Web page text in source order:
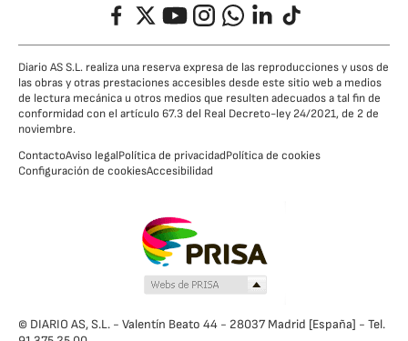
FacebookTwitterYouTubeInstagramWhatsappLinkedIn
TikTok
Diario AS S.L. realiza una reserva expresa de las reproducciones y usos de
las obras y otras prestaciones accesibles desde este sitio web a medios
de lectura mecánica u otros medios que resulten adecuados a tal fin de
conformidad con el artículo 67.3 del Real Decreto-ley 24/2021, de 2 de
noviembre.
ContactoAviso legalPolítica de privacidadPolítica de cookies
Configuración de cookiesAccesibilidad
© DIARIO AS, S.L. - Valentín Beato 44 - 28037 Madrid [España] - Tel.